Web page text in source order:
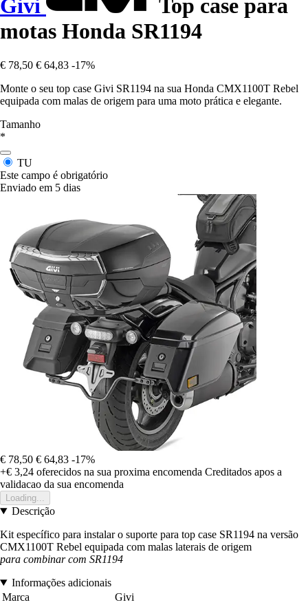
Givi
Top case para
motas Honda SR1194
€ 78,50 € 64,83 -17%
Monte o seu top case Givi SR1194 na sua Honda CMX1100T Rebel
equipada com malas de origem para uma moto prática e elegante.
Tamanho
*
TU
Este campo é obrigatório
Enviado em 5 dias
€ 78,50 € 64,83 -17%
+€ 3,24 oferecidos na sua proxima encomenda Creditados apos a
validacao da sua encomenda
Loading...
Descrição
Kit específico para instalar o suporte para top case SR1194 na versão
CMX1100T Rebel equipada com malas laterais de origem
para combinar com SR1194
Informações adicionais
Marca
Givi